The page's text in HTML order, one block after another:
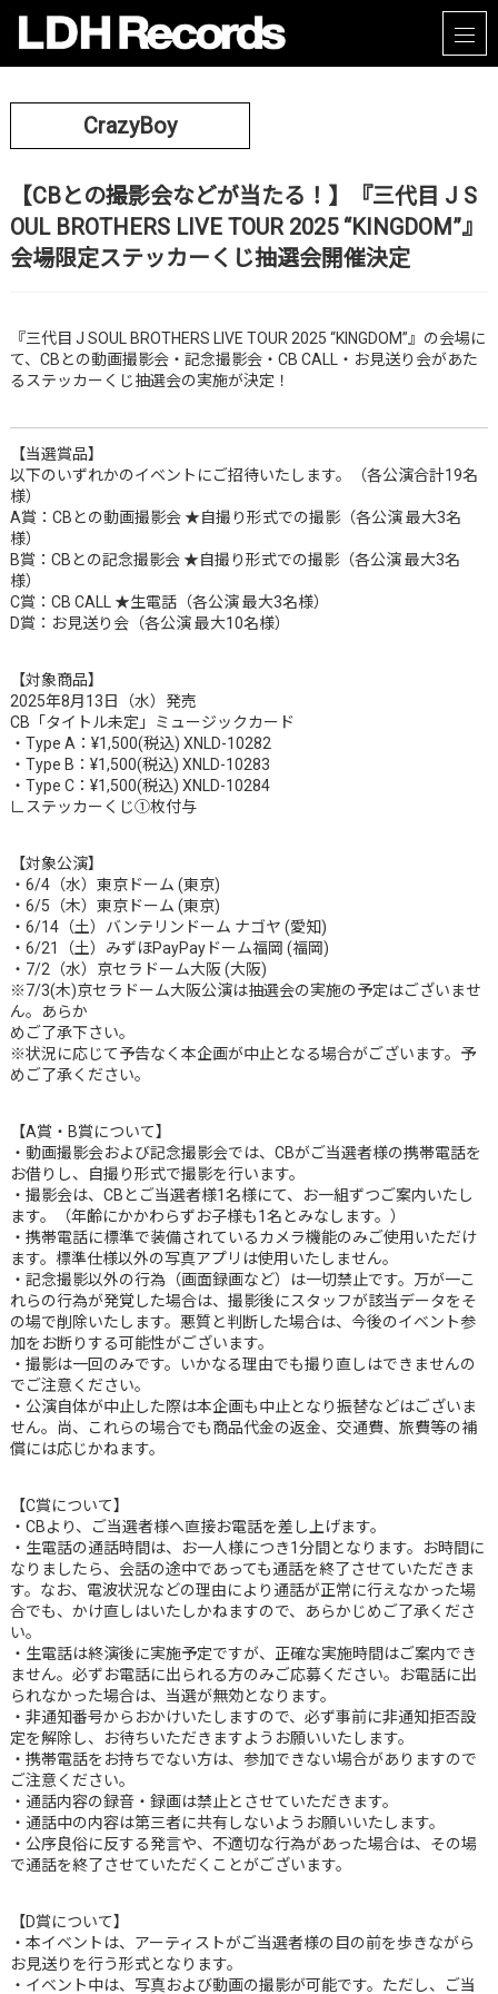
CrazyBoy
【CBとの撮影会などが当たる！】『三代目 J S
OUL BROTHERS LIVE TOUR 2025 “KINGDOM”』
会場限定ステッカーくじ抽選会開催決定
『三代目 J SOUL BROTHERS LIVE TOUR 2025 “KINGDOM”』の会場に
て、CBとの動画撮影会・記念撮影会・CB CALL・お見送り会があた
るステッカーくじ抽選会の実施が決定！
【当選賞品】
以下のいずれかのイベントにご招待いたします。（各公演合計19名
様）
A賞：CBとの動画撮影会 ★自撮り形式での撮影（各公演 最大3名
様）
B賞：CBとの記念撮影会 ★自撮り形式での撮影（各公演 最大3名
様）
C賞：CB CALL ★生電話（各公演 最大3名様）
D賞：お見送り会（各公演 最大10名様）
【対象商品】
2025年8月13日（水）発売
CB「タイトル未定」ミュージックカード
・Type A：¥1,500(税込) XNLD-10282
・Type B：¥1,500(税込) XNLD-10283
・Type C：¥1,500(税込) XNLD-10284
∟ステッカーくじ①枚付与
【対象公演】
・6/4（水）東京ドーム (東京)
・6/5（木）東京ドーム (東京)
・6/14（土）バンテリンドーム ナゴヤ (愛知)
・6/21（土）みずほPayPayドーム福岡 (福岡)
・7/2（水）京セラドーム大阪 (大阪)
※7/3(木)京セラドーム大阪公演は抽選会の実施の予定はございませ
ん。あらか
めご了承下さい。
※状況に応じて予告なく本企画が中止となる場合がございます。予
めご了承ください。
【A賞・B賞について】
・動画撮影会および記念撮影会では、CBがご当選者様の携帯電話を
お借りし、自撮り形式で撮影を行います。
・撮影会は、CBとご当選者様1名様にて、お一組ずつご案内いたし
ます。（年齢にかかわらずお子様も1名とみなします。）
・携帯電話に標準で装備されているカメラ機能のみご使用いただけ
ます。標準仕様以外の写真アプリは使用いたしません。
・記念撮影以外の行為（画面録画など）は一切禁止です。万が一こ
れらの行為が発覚した場合は、撮影後にスタッフが該当データをそ
の場で削除いたします。悪質と判断した場合は、今後のイベント参
加をお断りする可能性がございます。
・撮影は一回のみです。いかなる理由でも撮り直しはできませんの
でご注意ください。
・公演自体が中止した際は本企画も中止となり振替などはございま
せん。尚、これらの場合でも商品代金の返金、交通費、旅費等の補
償には応じかねます。
【C賞について】
・CBより、ご当選者様へ直接お電話を差し上げます。
・生電話の通話時間は、お一人様につき1分間となります。お時間に
なりましたら、会話の途中であっても通話を終了させていただきま
す。なお、電波状況などの理由により通話が正常に行えなかった場
合でも、かけ直しはいたしかねますので、あらかじめご了承くださ
い。
・生電話は終演後に実施予定ですが、正確な実施時間はご案内でき
ません。必ずお電話に出られる方のみご応募ください。お電話に出
られなかった場合は、当選が無効となります。
・非通知番号からおかけいたしますので、必ず事前に非通知拒否設
定を解除し、お待ちいただきますようお願いいたします。
・携帯電話をお持ちでない方は、参加できない場合がありますので
ご注意ください。
・通話内容の録音・録画は禁止とさせていただきます。
・通話中の内容は第三者に共有しないようお願いいたします。
・公序良俗に反する発言や、不適切な行為があった場合は、その場
で通話を終了させていただくことがございます。
【D賞について】
・本イベントは、アーティストがご当選者様の目の前を歩きながら
お見送りを行う形式となります。
・イベント中は、写真および動画の撮影が可能です。ただし、ご当